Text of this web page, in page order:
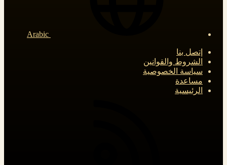
إتصل بنا
الشروط والقوانين
سياسة الخصوصية
مساعدة
الرئيسية